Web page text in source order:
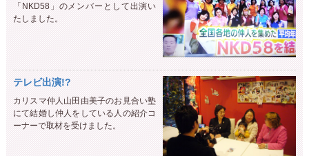
「NKD58」のメンバーとして出演い
たしました。
テレビ出演!?
カリスマ仲人山田由美子のお見合い塾
にて結婚し仲人をしている人の紹介コ
ーナーで取材を受けました。